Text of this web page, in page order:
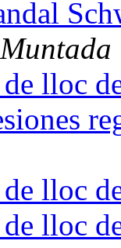
lloc
lloc
lloc